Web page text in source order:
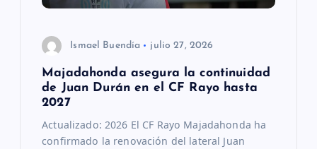
Ismael Buendía julio 27, 2026
Majadahonda asegura la continuidad
de Juan Durán en el CF Rayo hasta
2027
Actualizado: 2026 El CF Rayo Majadahonda ha
confirmado la renovación del lateral Juan